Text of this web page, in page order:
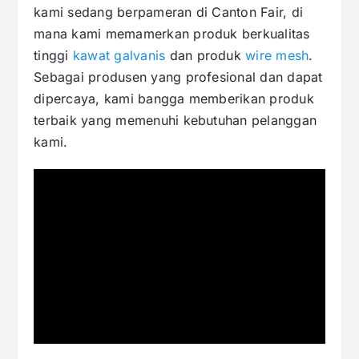
kami sedang berpameran di Canton Fair, di
mana kami memamerkan produk berkualitas
tinggi kawat galvanis dan produkwire mesh.
Sebagai produsen yang profesional dan dapat
dipercaya, kami bangga memberikan produk
terbaik yang memenuhi kebutuhan pelanggan
kami.